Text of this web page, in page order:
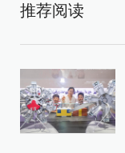
推荐阅读